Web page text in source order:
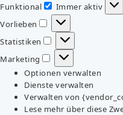
Funktional
Funktional
Immer aktiv
Vorlieben
Vorlieben
Statistiken
Statistiken
Marketing
Marketing
Optionen verwalten
Dienste verwalten
Verwalten von
Lese mehr über diese